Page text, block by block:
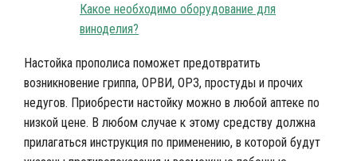
Какое необходимо оборудование для
виноделия?
Настойка прополиса поможет предотвратить
возникновение гриппа, ОРВИ, ОРЗ, простуды и прочих
недугов. Приобрести настойку можно в любой аптеке по
низкой цене. В любом случае к этому средству должна
прилагаться инструкция по применению, в которой будут